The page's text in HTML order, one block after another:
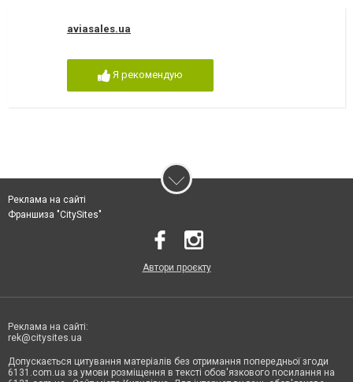
aviasales.ua
Я рекомендую
Реклама на сайті
Франшиза "CitySites"
Автори проєкту
Реклама на сайті:
rek@citysites.ua
Допускається цитування матеріалів без отримання попередньої згоди
6131.com.ua за умови розміщення в тексті обов'язкового посилання на